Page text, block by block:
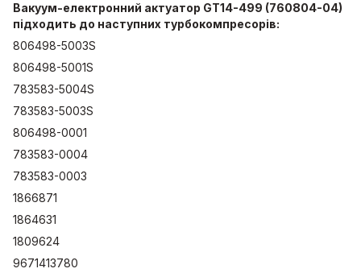
Вакуум-електронний актуатор GT14-499 (760804-04)
підходить до наступних турбокомпресорів:
806498-5003S
806498-5001S
783583-5004S
783583-5003S
806498-0001
783583-0004
783583-0003
1866871
1864631
1809624
9671413780